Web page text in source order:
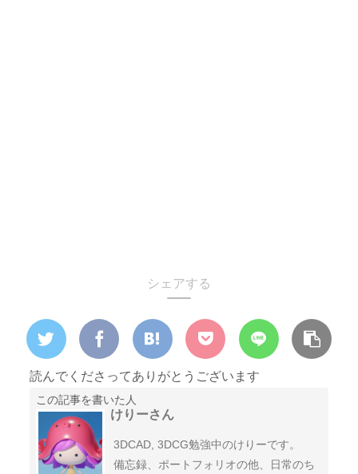
シェアする
読んでくださってありがとうございます
この記事を書いた人
けりーさん
3DCAD, 3DCG勉強中のけりーです。
備忘録、ポートフォリオの他、日常のち